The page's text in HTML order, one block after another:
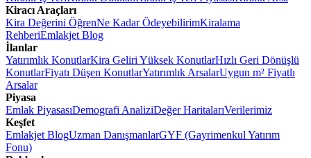
Kiracı Araçları
Kira Değerini ÖğrenNe Kadar ÖdeyebilirimKiralama
RehberiEmlakjet Blog
İlanlar
Yatırımlık KonutlarKira Geliri Yüksek KonutlarHızlı Geri Dönüşlü
KonutlarFiyatı Düşen KonutlarYatırımlık ArsalarUygun m² Fiyatlı
Arsalar
Piyasa
Emlak PiyasasıDemografi AnaliziDeğer HaritalarıVerilerimiz
Keşfet
Emlakjet BlogUzman DanışmanlarGYF (Gayrimenkul Yatırım
Fonu)